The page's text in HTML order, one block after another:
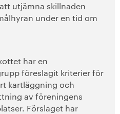
utjämna skillnaden
under en tid om
har en
föreslagit kriterier för
kartläggning och
av föreningens
Förslaget har